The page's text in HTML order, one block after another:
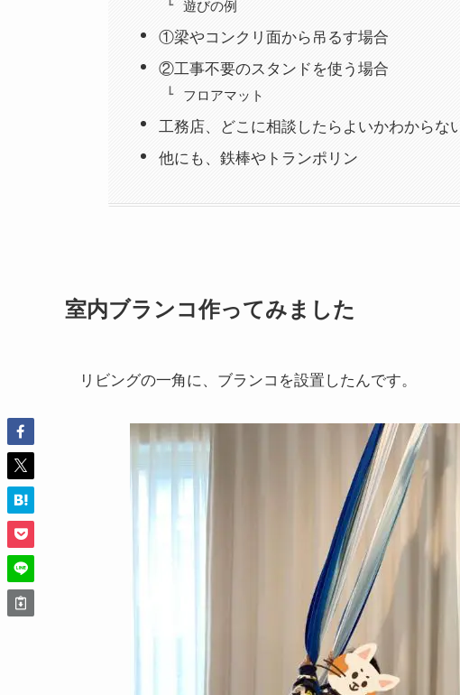
遊びの例
①梁やコンクリ面から吊るす場合
②工事不要のスタンドを使う場合
フロアマット
工務店、どこに相談したらよいかわからな
他にも、鉄棒やトランポリン
室内ブランコ作ってみました
リビングの一角に、ブランコを設置したんです。